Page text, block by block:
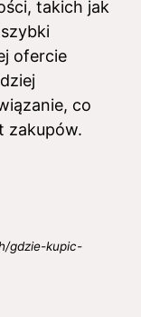
takich jak
ofercie
co
zakupów.
gdzie-kupic-